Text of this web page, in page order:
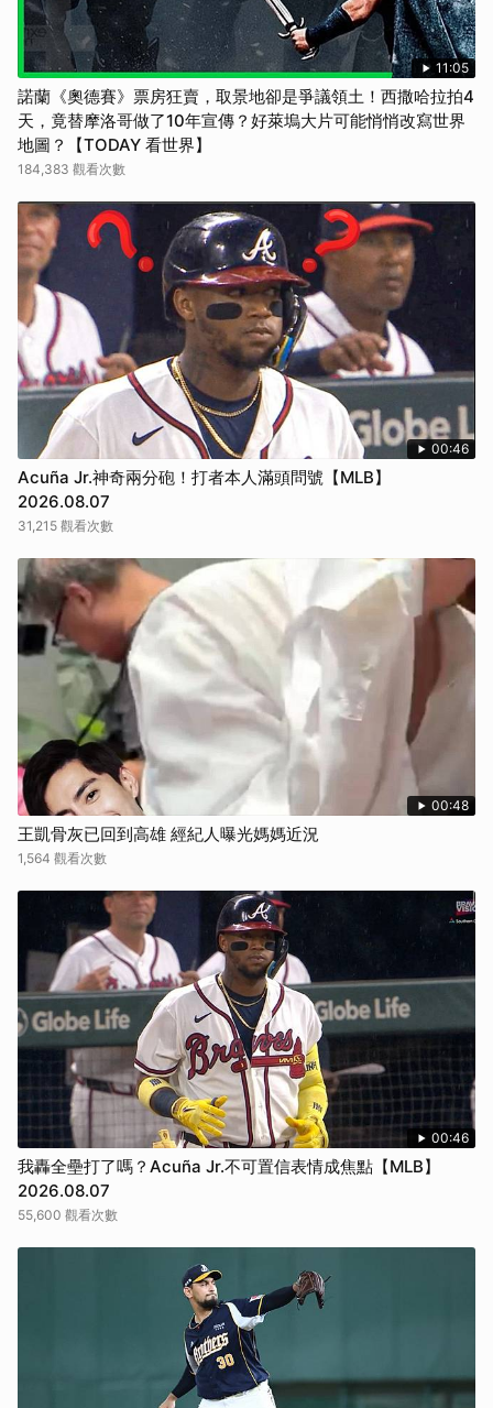
11:05
諾蘭《奧德賽》票房狂賣，取景地卻是爭議領土！西撒哈拉拍4
天，竟替摩洛哥做了10年宣傳？好萊塢大片可能悄悄改寫世界
地圖？【TODAY 看世界】
184,383 觀看次數
00:46
Acuña Jr.神奇兩分砲！打者本人滿頭問號【MLB】
2026.08.07
31,215 觀看次數
00:48
王凱骨灰已回到高雄 經紀人曝光媽媽近況
1,564 觀看次數
00:46
我轟全壘打了嗎？Acuña Jr.不可置信表情成焦點【MLB】
2026.08.07
55,600 觀看次數
取消